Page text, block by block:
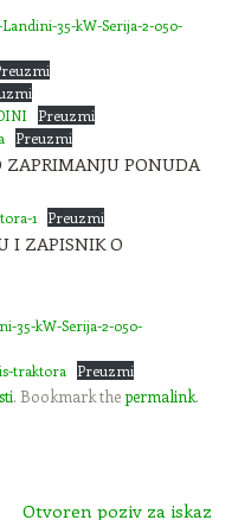
35-kW-Serija-2-050-
Preuzmi
Preuzmi
ZAPRIMANJU PONUDA
1 Preuzmi
I ZAPISNIK O
35-kW-Serija-2-050-
traktora
Preuzmi
. Bookmark thepermalink.
Otvoren poziv za iskaz